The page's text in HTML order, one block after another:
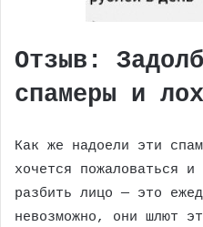
Отзыв:
спамеры и
Как же надоели эти
хочется пожаловаться
разбить лицо — это
невозможно, они шлют